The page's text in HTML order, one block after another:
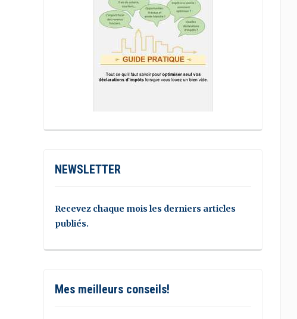
NEWSLETTER
Recevez chaque mois les derniers articles
publiés.
Mes meilleurs conseils!